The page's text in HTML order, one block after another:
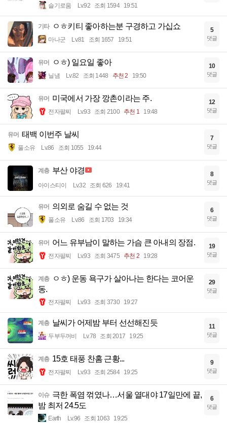
슬기로움 Lv.92 조회 1594 19:51
기타 ㅇㅎ키티 좋아하는분 구경하고 가십쇼
마나군 Lv.81 조회 1657 19:51
5
댓글
유머 ㅇㅎ) 일요일 좋아
닐냄 Lv.82 조회 1448 추천 2 19:50
10
댓글
유머 미국에서 가장 깡촌이라는 주.
전자팔찌 Lv.93 조회 2100 추천 1 19:48
12
댓글
유머 태백 이번주 날씨
풀소유 Lv.86 조회 1055 19:44
7
댓글
계층 부산 야경
아이스티이 Lv.32 조회 626 19:41
8
댓글
유머 의외로 숨길 수 없는 것
풀소유 Lv.86 조회 1703 19:34
6
댓글
유머 어느 유부남이 말하는 가슴 큰 아내의 장점.
전자팔찌 Lv.93 조회 3475 추천 2 19:28
19
댓글
계층
ㅇㅎ) 운동 욕구가 살아나는 한다는 코어운
동.
전자팔찌 Lv.93 조회 3730 19:27
29
댓글
계층 날씨가 어제밤 부터 선선해진듯
두부두꺼비 Lv.78 조회 2017 19:25
11
댓글
계층 15호 태풍 찬홈 근황...
전자팔찌 Lv.93 조회 2584 19:25
9
댓글
이슈 극한 폭염 꺾였나…서울 열대야 17일만에 끝,
밤 최저 24.5도
Earth Lv.96 조회 1063 19:25
6
댓글